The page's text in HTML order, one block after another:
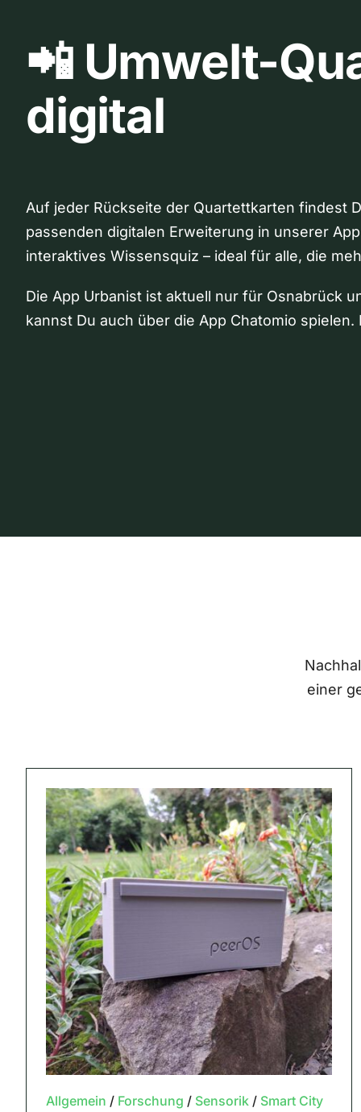
📲 Umwelt-
digital
Auf jeder Rückseite der Quartettkarten findest
passenden digitalen Erweiterung in unserer
interaktives Wissensquiz – ideal für alle, die
Die App Urbanist ist aktuell nur für Osnabrück
kannst Du auch über die App Chatomio
einer
Allgemein / Forschung / Sensorik/ Smart City